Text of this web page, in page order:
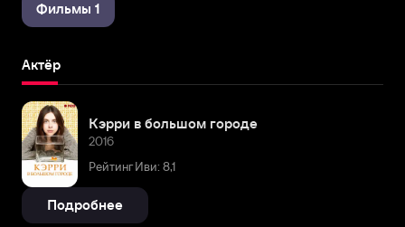
Фильмы 1
Актёр
Кэрри в большом городе
2016
Рейтинг Иви: 8,1
Подробнее